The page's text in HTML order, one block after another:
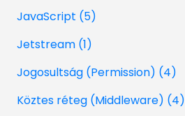
JavaScript (5)
Jetstream (1)
Jogosultság (Permission) (4)
Köztes réteg (Middleware) (4)